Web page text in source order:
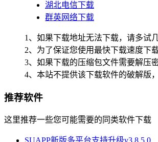
湖北电信下载
群英网络下载
1、如果下载地址无法下载，请多试
2、为了保证您使用最快下载速度下
3、如果下载的压缩包文件需要解压
4、本站不提供该下载软件的破解版
推荐软件
这里推荐一些您可能需要的同类软件下载